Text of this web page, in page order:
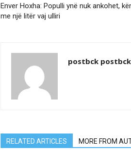
Enver Hoxha: Populli ynë nuk ankohet,
me një litër vaj ulliri
postbck postbck
RELATED ARTICLES MORE FROM